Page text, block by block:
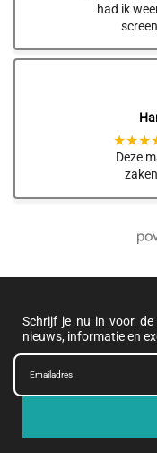
had ik
Deze
Schrijf je nu in voor de
nieuws, informatie en